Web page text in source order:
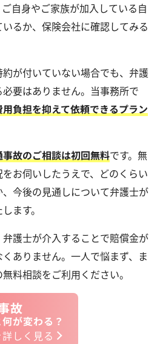
自身やご家族が加入している自
るか、保険会社に確認してみる
が付いていない場合でも、弁護
要はありません。当事務所で
負担を抑えて依頼できるプラン
事故のご相談は初回無料です。無
お伺いしたうえで、どのくらい
今後の見通しについて弁護士が
ます。
護士が介入することで賠償金が
ありません。一人で悩まず、ま
料相談をご利用ください。
故
が変わる？
しく見る